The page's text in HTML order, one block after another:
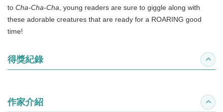
to Cha-Cha-Cha , young readers are sure to giggle along with
these adorable creatures that are ready for a ROARING good
time!
得獎紀錄 收合
作家介紹 收合